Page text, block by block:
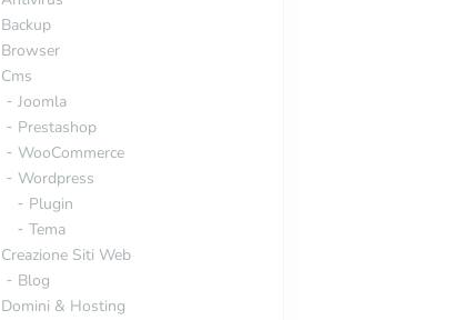
Backup
Browser
Cms
Joomla
Prestashop
WooCommerce
Wordpress
Plugin
Tema
Creazione Siti Web
Blog
Domini & Hosting